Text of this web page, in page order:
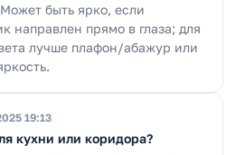
Может быть ярко, если
направлен прямо в глаза; для
лучше плафон/абажур или
19:13
кухни или коридора?